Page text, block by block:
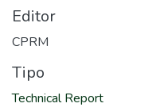
Editor
CPRM
Tipo
Technical Report